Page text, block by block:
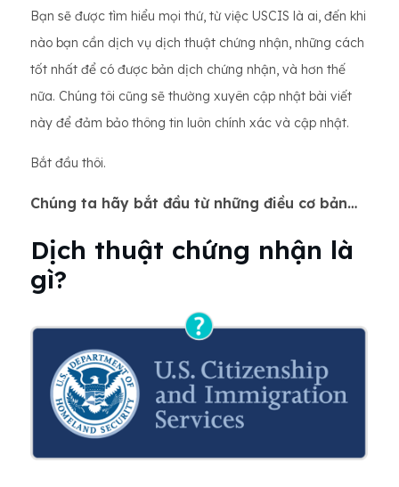
Bạn sẽ được tìm hiểu mọi thứ, từ việc USCIS là ai, đến khi
nào bạn cần dịch vụ dịch thuật chứng nhận, những cách
tốt nhất để có được bản dịch chứng nhận, và hơn thế
nữa. Chúng tôi cũng sẽ thường xuyên cập nhật bài viết
này để đảm bảo thông tin luôn chính xác và cập nhật.
Bắt đầu thôi.
Chúng ta hãy bắt đầu từ những điều cơ bản…
Dịch thuật chứng nhận là
gì?